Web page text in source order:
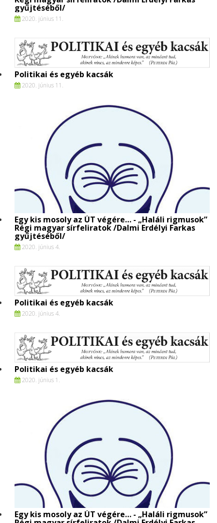
gyűjtéséből/
2020. június 11.
Politikai és egyéb kacsák
2020. június 11.
Egy kis mosoly az ÚT végére… - „Haláli rigmusok”
Régi magyar sírfeliratok /Dalmi Erdélyi Farkas
gyűjtéséből/
2020. június 4.
Politikai és egyéb kacsák
2020. június 4.
Politikai és egyéb kacsák
2020. június 1.
Egy kis mosoly az ÚT végére… - „Haláli rigmusok”